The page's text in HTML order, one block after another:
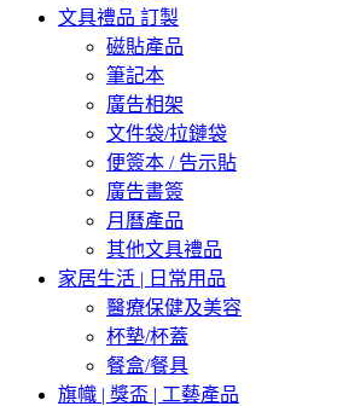
文具禮品 訂製
磁貼產品
筆記本
廣告相架
文件袋/拉鏈袋
便簽本 / 告示貼
廣告書簽
月曆產品
其他文具禮品
家居生活 | 日常用品
醫療保健及美容
杯墊/杯蓋
餐盒/餐具
旗幟 | 獎盃 | 工藝產品